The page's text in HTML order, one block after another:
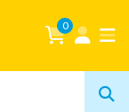
0